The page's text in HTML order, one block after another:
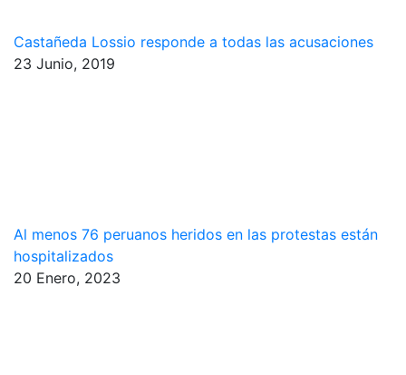
Castañeda Lossio responde a todas las acusaciones
23 Junio, 2019
Al menos 76 peruanos heridos en las protestas están
hospitalizados
20 Enero, 2023